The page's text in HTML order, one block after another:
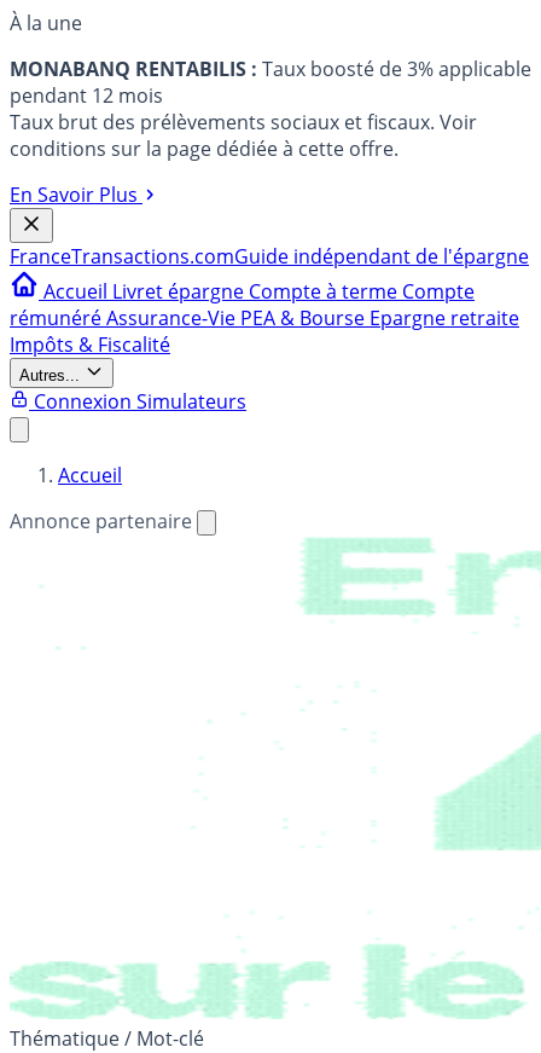
À la une
MONABANQ RENTABILIS : Taux boosté de 3% applicable
pendant 12 mois
Taux brut des prélèvements sociaux et fiscaux. Voir
conditions sur la page dédiée à cette offre.
En Savoir Plus
FranceTransactions.comGuide indépendant de l'épargne
Accueil Livret épargne Compte à terme Compte
rémunéréAssurance-Vie PEA & Bourse Epargne retraite
Impôts & Fiscalité
Autres...
Connexion Simulateurs
Accueil
Annonce partenaire
Thématique / Mot-clé